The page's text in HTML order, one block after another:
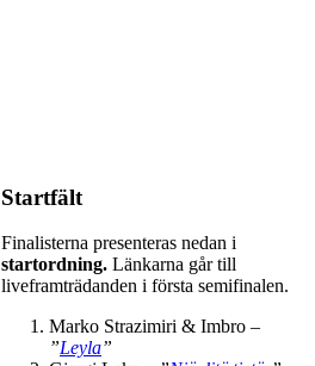
Startfält
Finalisterna presenteras nedan i
startordning. Länkarna går till
liveframträdanden i första semifinalen.
Marko Strazimiri & Imbro –
”Leyla”